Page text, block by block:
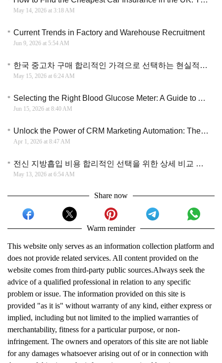
May 14, 2026 at 3:18 AM
Current Trends in Factory and Warehouse Recruitment
Jun 9, 2026 at 5:54 AM
한국 중고차 구매 합리적인 가격으로 선택하는 현실적인 기준과 소비 전략
May 15, 2026 at 6:24 AM
Selecting the Right Blood Glucose Meter: A Guide to Age-Based Monitoring Features and Costs
Jun 15, 2026 at 8:40 AM
Unlock the Power of CRM Marketing Automation: The Key to Smarter, More Effective Campaigns
Apr 1, 2026 at 8:47 AM
전신 지방흡입 비용 합리적인 선택을 위한 상세 비교 분석과 체형별 맞춤 가이드
May 13, 2026 at 6:54 AM
Share now
Warm reminder
This website only serves as an information collection platform and
does not provide related services. All content provided on the
website comes from third-party public sources.Always seek the
advice of a qualified professional in relation to any specific
problem or issue. The information provided on this site is
provided "as it is" without warranty of any kind, either express or
implied, including but not limited to the implied warranties of
merchantability, fitness for a particular purpose, or non-
infringement. The owners and operators of this site are not liable
for any damages whatsoever arising out of or in connection with